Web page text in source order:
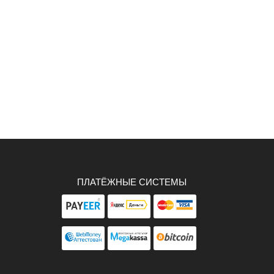
ПЛАТЁЖНЫЕ СИСТЕМЫ